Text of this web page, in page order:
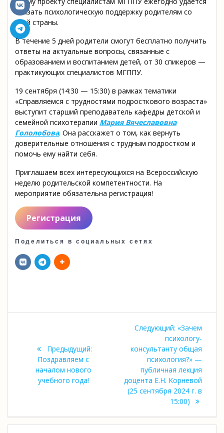
оказать психологическую поддержку родителям со
всей страны.
В течение 5 дней родители смогут бесплатно получить
ответы на актуальные вопросы, связанные с
образованием и воспитанием детей, от 30 спикеров —
практикующих специалистов МГППУ.
19 сентября (14:30 — 15:30) в рамках тематики
«Справляемся с трудностями подросткового возраста»
выступит старший преподаватель кафедры детской и
семейной психотерапии Мария Вячеславовна
Гололобова. Она расскажет о том, как вернуть
доверительные отношения с трудным подростком и
помочь ему найти себя.
Приглашаем всех интересующихся на Всероссийскую
неделю родительской компетентности. На
мероприятие обязательна регистрация!
Регистрация
Поделиться в социальных сетях
записям
Предыдущий:Предыдущая
Поздравляем с
началом нового
учебного года!
Следующий: Следующая
запись:
«Зачем
психологу-
консультанту общая
психология?» —
публичная лекция
доцента Е.Н. Корневой
(25 сентября 2024 г. в
15:00)